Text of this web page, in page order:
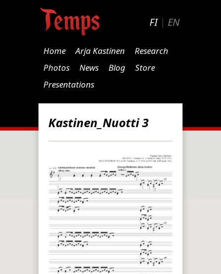
FI| EN
Home Arja Kastinen
Research
Photos
News Blog
Store
Presentations
Kastinen_Nuotti 3